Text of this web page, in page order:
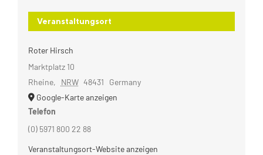
Veranstaltungsort
Roter Hirsch
Marktplatz 10
Rheine, NRW 48431
Germany
Google-Karte anzeigen
Telefon
(0) 5971 800 22 88
Veranstaltungsort-Website anzeigen